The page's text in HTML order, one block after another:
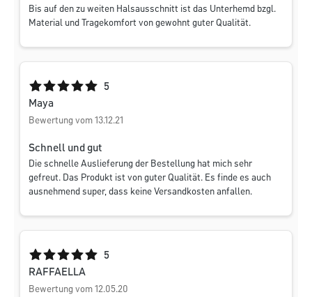
Bis auf den zu weiten Halsausschnitt ist das Unterhemd bzgl.
Material und Tragekomfort von gewohnt guter Qualität.
Durchschnittliche Bewertung von 5 von 5 Sternen
5
Maya
Bewertung vom 13.12.21
Schnell und gut
Die schnelle Auslieferung der Bestellung hat mich sehr
gefreut. Das Produkt ist von guter Qualität. Es finde es auch
ausnehmend super, dass keine Versandkosten anfallen.
Durchschnittliche Bewertung von 5 von 5 Sternen
5
RAFFAELLA
Bewertung vom 12.05.20